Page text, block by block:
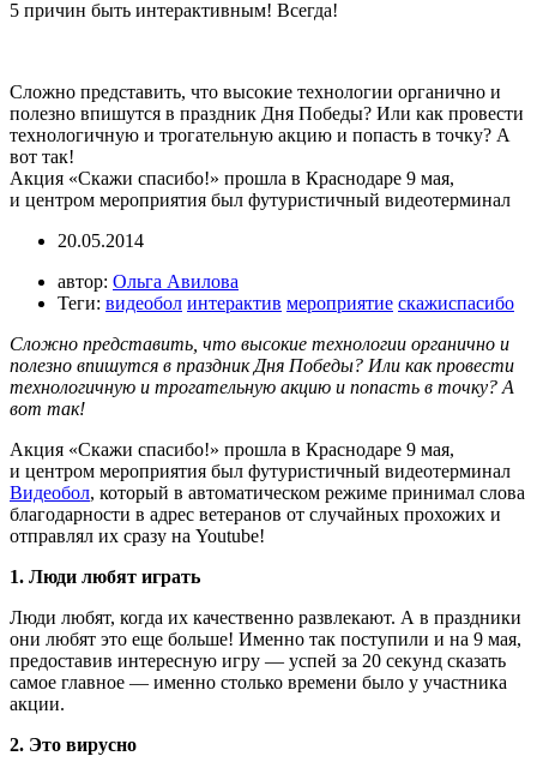
5 причин быть интерактивным! Всегда!
Сложно представить, что высокие технологии органично и
полезно впишутся в праздник Дня Победы? Или как провести
технологичную и трогательную акцию и попасть в точку? А
вот так!
Акция «Скажи спасибо!» прошла в Краснодаре 9 мая,
и центром мероприятия был футуристичный видеотерминал
20.05.2014
автор: Ольга Авилова
Теги: видеобол интерактив мероприятие скажиспасибо
Сложно представить, что высокие технологии органично и
полезно впишутся в праздник Дня Победы? Или как провести
технологичную и трогательную акцию и попасть в точку? А
вот так!
Акция «Скажи спасибо!» прошла в Краснодаре 9 мая,
и центром мероприятия был футуристичный видеотерминал
Видеобол, который в автоматическом режиме принимал слова
благодарности в адрес ветеранов от случайных прохожих и
отправлял их сразу на Youtube!
1. Люди любят играть
Люди любят, когда их качественно развлекают. А в праздники
они любят это еще больше! Именно так поступили и на 9 мая,
предоставив интересную игру — успей за 20 секунд сказать
самое главное — именно столько времени было у участника
акции.
2. Это вирусно